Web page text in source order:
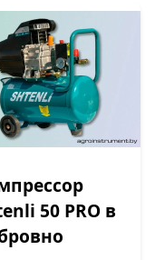
50 PRO в